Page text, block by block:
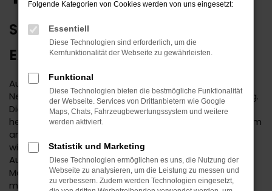
SUZUKI VITARA NEUWAGEN –
EXTRAKLASSE FÜR TÜBINGEN
Autofans und -experten geraten bereits bei der
Nennung des Suzuki Vitara Neuwagens in Begeisterung.
Dieses Fahrzeug hat einfach alles, was man sich in der
heutigen Zeit für seine Mobilität in Tübingen oder einem
anderen Ort wünscht. Da ist das Design, das immer
wieder gelobt wird, da sind aber auch die zahlreichen
Ausstattungsmerkmale und die effiziente
Motorisierung. Mit einem Suzuki Vitara Neuwagen
machen Sie alles richtig und dürfen sich für Ihr neues
Folgende Kategorien von Cookies werden von uns eingesetzt:
Essentiell
Diese Technologien sind erforderlich, um die
Kernfunktionalität der Webseite zu gewährleisten.
Funktional
Diese Technologien bieten die bestmögliche Funktionalität
der Webseite. Services von Drittanbietern wie Google
Maps, Chats, Fahrzeugbewertungssystem und weitere
werden aktiviert.
Statistik und Marketing
Diese Technologien ermöglichen es uns, die Nutzung der
Webseite zu analysieren, um die Leistung zu messen und
zu verbessern. Zudem werden Technologien eingesetzt,